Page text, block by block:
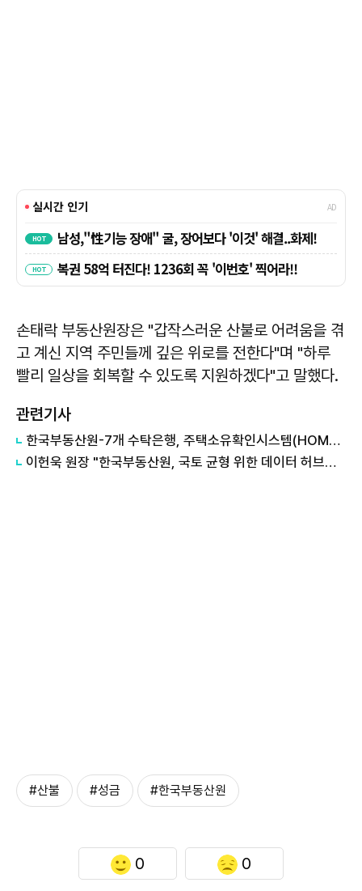
손태락 부동산원장은 "갑작스러운 산불로 어려움을 겪
고 계신 지역 주민들께 깊은 위로를 전한다"며 "하루
빨리 일상을 회복할 수 있도록 지원하겠다"고 말했다.
관련기사
한국부동산원-7개 수탁은행, 주택소유확인시스템(HOMS) 운영 협약 체결
이헌욱 원장 "한국부동산원, 국토 균형 위한 데이터 허브로 육성"
#산불 #성금 #한국부동산원
0 0